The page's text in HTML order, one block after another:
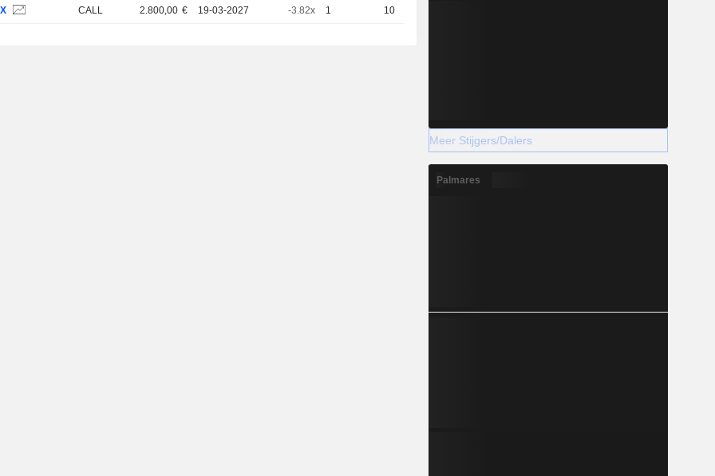
CALL 2.800,00 € 19-03-2027 -3.82x 1 10
Meer Stijgers/Dalers
Palmares